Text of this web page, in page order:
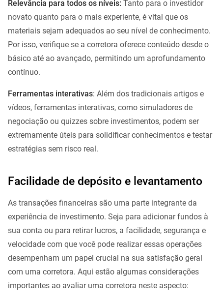
Relevância para todos os níveis: Tanto para o investidor
novato quanto para o mais experiente, é vital que os
materiais sejam adequados ao seu nível de conhecimento.
Por isso, verifique se a corretora oferece conteúdo desde o
básico até ao avançado, permitindo um aprofundamento
contínuo.
Ferramentas interativas: Além dos tradicionais artigos e
vídeos, ferramentas interativas, como simuladores de
negociação ou quizzes sobre investimentos, podem ser
extremamente úteis para solidificar conhecimentos e testar
estratégias sem risco real.
Facilidade de depósito e levantamento
As transações financeiras são uma parte integrante da
experiência de investimento. Seja para adicionar fundos à
sua conta ou para retirar lucros, a facilidade, segurança e
velocidade com que você pode realizar essas operações
desempenham um papel crucial na sua satisfação geral
com uma corretora. Aqui estão algumas considerações
importantes ao avaliar uma corretora neste aspecto: